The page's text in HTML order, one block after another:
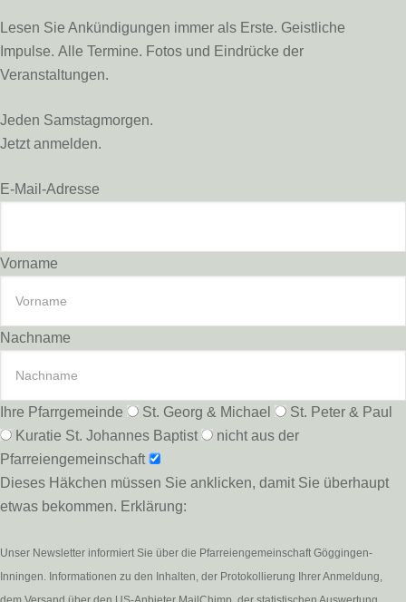
Lesen Sie Ankündigungen immer als Erste. Geistliche
Impulse. Alle Termine. Fotos und Eindrücke der
Veranstaltungen.
Jeden Samstagmorgen.
Jetzt anmelden.
E-Mail-Adresse
Vorname
Nachname
Ihre Pfarrgemeinde St. Georg & Michael
St. Peter & Paul
Kuratie St. Johannes Baptist
nicht aus der
Pfarreiengemeinschaft
Dieses Häkchen müssen Sie anklicken, damit Sie überhaupt
etwas bekommen. Erklärung:
Unser Newsletter informiert Sie über die Pfarreiengemeinschaft Göggingen-
Inningen. Informationen zu den Inhalten, der Protokollierung Ihrer Anmeldung,